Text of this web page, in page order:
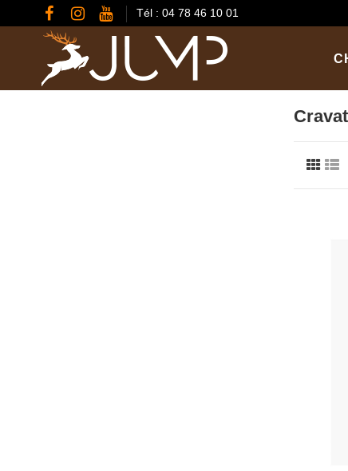
Tél : 04 78 46 10 01